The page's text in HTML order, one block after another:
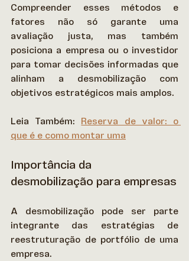
Compreender esses métodos e
fatores não só garante uma
avaliação justa, mas também
posiciona a empresa ou o investidor
para tomar decisões informadas que
alinham a desmobilização com
objetivos estratégicos mais amplos.
Leia Também: Reserva de valor: o
que é e como montar uma
Importância da
desmobilização para empresas
A desmobilização pode ser parte
integrante das estratégias de
reestruturação de portfólio de uma
empresa.